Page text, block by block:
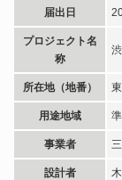
届出日
プロジェクト名
称
所在地（地番）
用途地域
事業者
設計者